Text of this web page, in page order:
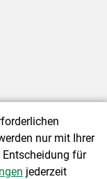
|Barrierefreiheit|
nur mit Ihrer
für
jederzeit